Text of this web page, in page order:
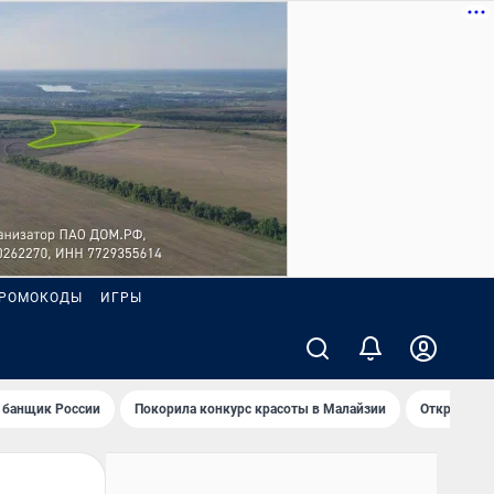
ИГРЫ
России Покорила конкурс красоты в Малайзии Открыл